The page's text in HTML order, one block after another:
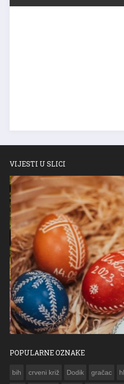
VIJESTI U SLICI
POPULARNE OZNAKE
bih crveni križ Dodik gračac